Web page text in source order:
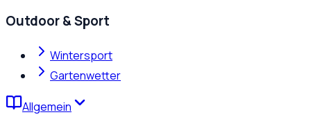
Outdoor & Sport
Wintersport
Gartenwetter
Allgemein